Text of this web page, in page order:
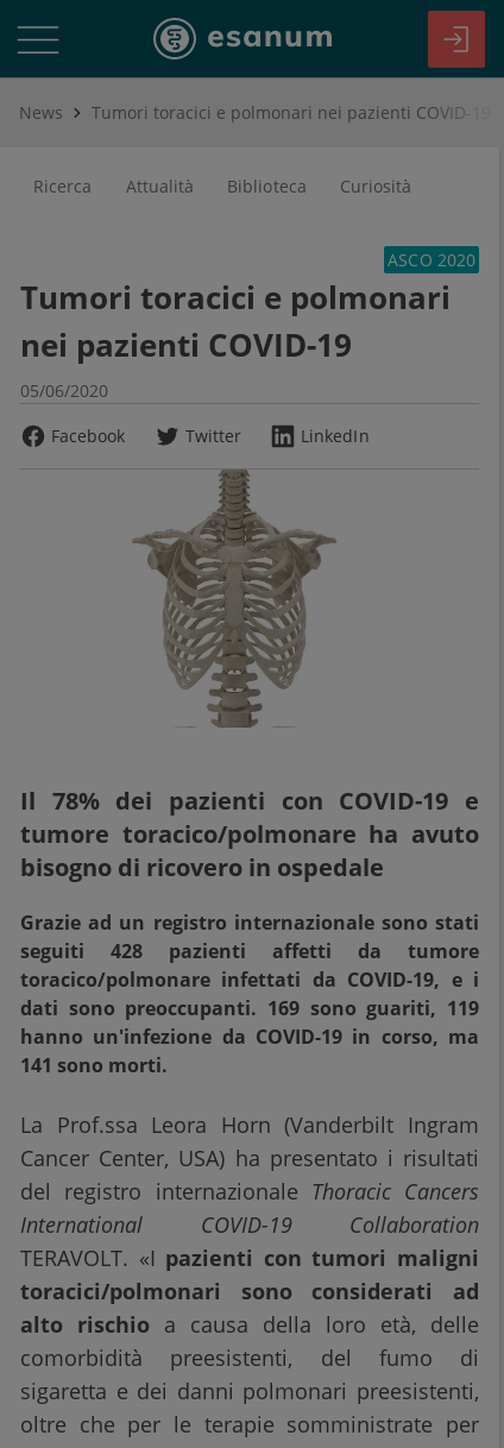
News Tumori toracici e polmonari nei pazienti COVID-19
Ricerca Attualità Biblioteca Curiosità
ASCO 2020
Tumori toracici e polmonari
nei pazienti COVID-19
05/06/2020
Facebook
Twitter LinkedIn
Il 78% dei pazienti con COVID-19 e
tumore toracico/polmonare ha avuto
bisogno di ricovero in ospedale
Grazie ad un registro internazionale sono stati
seguiti 428 pazienti affetti da tumore
toracico/polmonare infettati da COVID-19, e i
dati sono preoccupanti. 169 sono guariti, 119
hanno un'infezione da COVID-19 in corso, ma
141 sono morti.
La Prof.ssa Leora Horn (Vanderbilt Ingram
Cancer Center, USA) ha presentato i risultati
del registro internazionale Thoracic Cancers
International COVID-19 Collaboration
TERAVOLT. «I pazienti con tumori maligni
toracici/polmonari sono considerati ad
alto rischio a causa della loro età, delle
comorbidità preesistenti, del fumo di
sigaretta e dei danni polmonari preesistenti,
oltre che per le terapie somministrate per